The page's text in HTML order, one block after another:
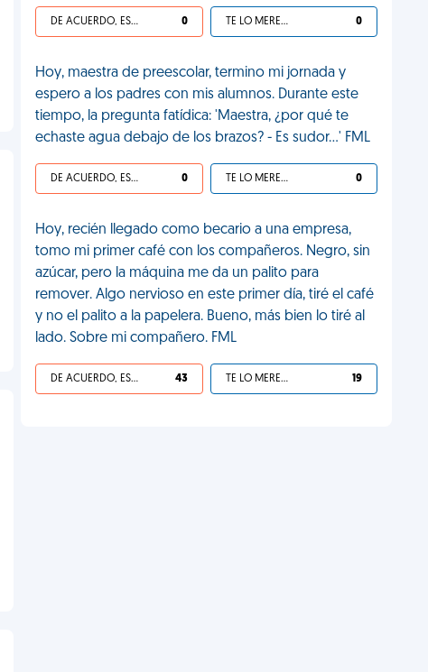
DE ACUERDO, ES UNA VIDA HP 0 TE LO MERECES 0
Hoy, maestra de preescolar, termino mi jornada y
espero a los padres con mis alumnos. Durante este
tiempo, la pregunta fatídica: 'Maestra, ¿por qué te
echaste agua debajo de los brazos? - Es sudor…' FML
DE ACUERDO, ES UNA VIDA HP 0 TE LO MERECES 0
Hoy, recién llegado como becario a una empresa,
tomo mi primer café con los compañeros. Negro, sin
azúcar, pero la máquina me da un palito para
remover. Algo nervioso en este primer día, tiré el café
y no el palito a la papelera. Bueno, más bien lo tiré al
lado. Sobre mi compañero. FML
DE ACUERDO, ES UNA VIDA HP 43 TE LO MERECES 19